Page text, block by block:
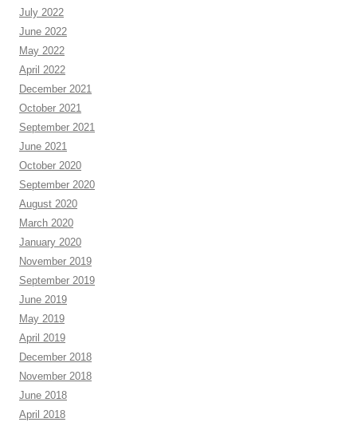
July 2022
June 2022
May 2022
April 2022
December 2021
October 2021
September 2021
June 2021
October 2020
September 2020
August 2020
March 2020
January 2020
November 2019
September 2019
June 2019
May 2019
April 2019
December 2018
November 2018
June 2018
April 2018